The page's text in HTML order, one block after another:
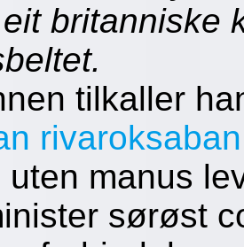
britanniske
tilkaller
uten manus
sørøst